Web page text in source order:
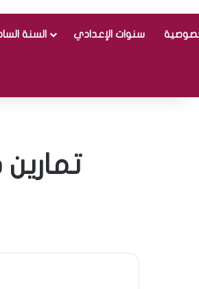
السنة سنوات الإعدادي